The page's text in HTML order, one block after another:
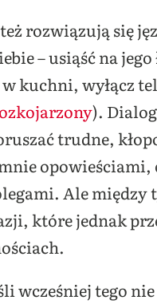
rozwiązują się
– usiąść na
kuchni, wyłącz
).
trudne,
opowieściami,
Ale
które jednak
wcześniej tego